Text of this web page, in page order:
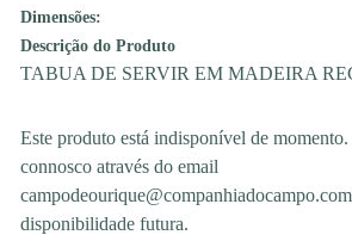
Dimensões:
Descrição do Produto
TABUA DE SERVIR EM MADEIRA
Este produto está indisponível de
connosco através do email
disponibilidade futura.